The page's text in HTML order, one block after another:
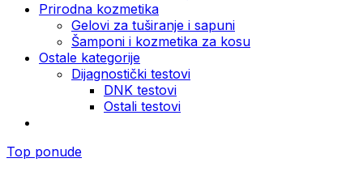
Prirodna kozmetika
Gelovi za tuširanje i sapuni
Šamponi i kozmetika za kosu
Ostale kategorije
Dijagnostički testovi
DNK testovi
Ostali testovi
Top ponude